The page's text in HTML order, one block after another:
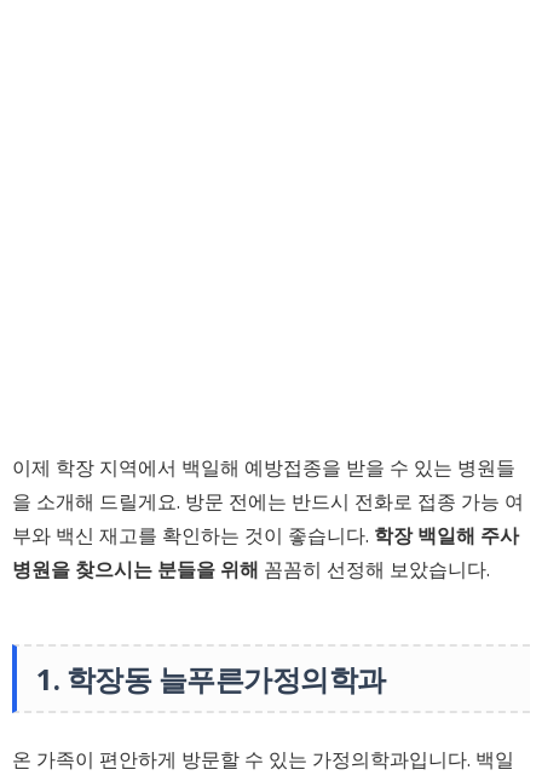
이제 학장 지역에서 백일해 예방접종을 받을 수 있는 병원들
을 소개해 드릴게요. 방문 전에는 반드시 전화로 접종 가능 여
부와 백신 재고를 확인하는 것이 좋습니다. 학장 백일해 주사
병원을 찾으시는 분들을 위해 꼼꼼히 선정해 보았습니다.
1. 학장동 늘푸른가정의학과
온 가족이 편안하게 방문할 수 있는 가정의학과입니다. 백일